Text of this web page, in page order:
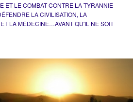
ET LE COMBAT CONTRE LA TYRANNIE
LA CIVILISATION, LA
LA MÉDECINE…AVANT QU'IL NE SOIT